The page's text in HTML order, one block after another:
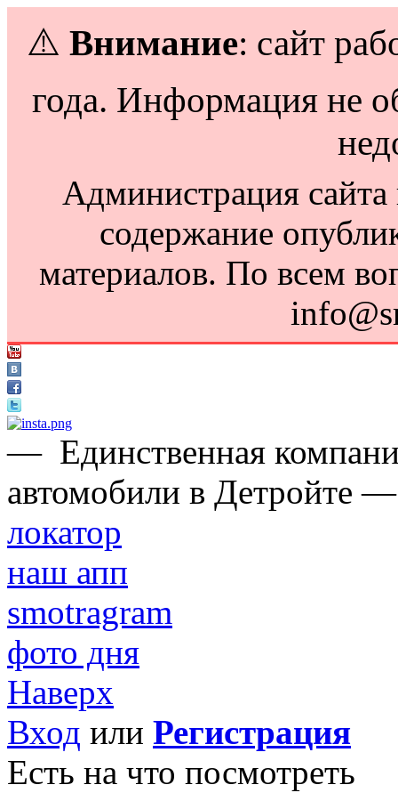
⚠️ Внимание: сайт
года. Информация не
Администрация сайта
содержание
материалов. По всем
— Единственная
автомобили в Детройте
локатор
наш апп
smotragram
фото дня
Наверх
Вход или Регистрация
Есть на что посмотреть